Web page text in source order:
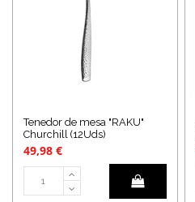
Tenedor de mesa "RAKU"
Churchill (12Uds)
49,98 €